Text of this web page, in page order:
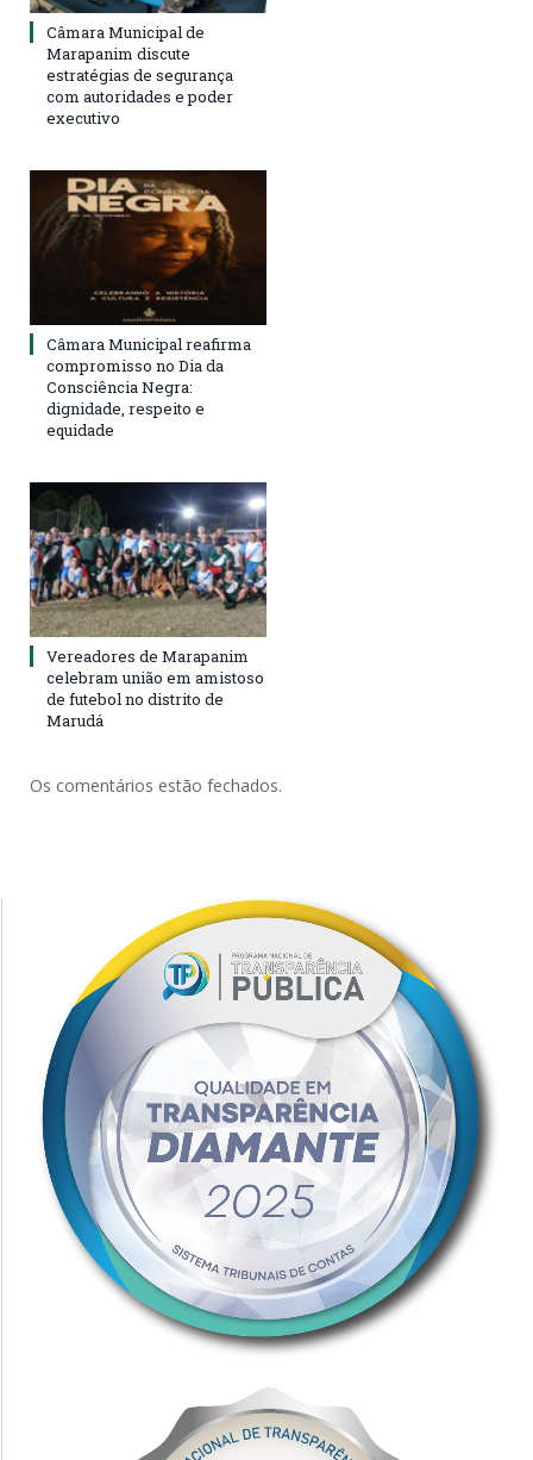
Câmara Municipal de
Marapanim discute
estratégias de segurança
com autoridades e poder
executivo
Câmara Municipal reafirma
compromisso no Dia da
Consciência Negra:
dignidade, respeito e
equidade
Vereadores de Marapanim
celebram união em amistoso
de futebol no distrito de
Marudá
Os comentários estão fechados.